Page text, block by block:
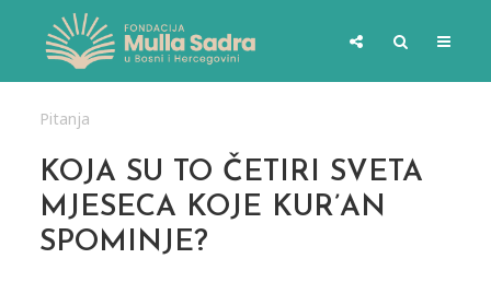
Pitanja
KOJA SU TO ČETIRI SVETA
MJESECA KOJE KUR’AN
SPOMINJE?